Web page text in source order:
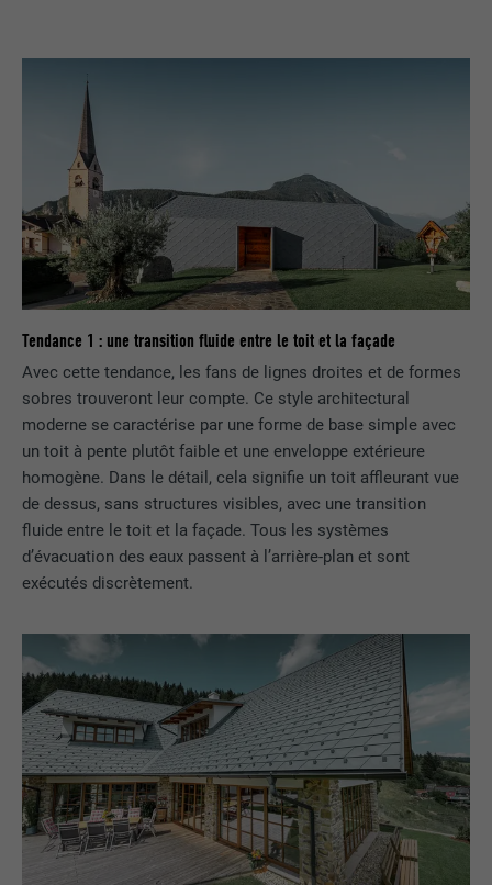
Tendance 1 : une transition fluide entre le toit et la façade
Avec cette tendance, les fans de lignes droites et de formes
sobres trouveront leur compte. Ce style architectural
moderne se caractérise par une forme de base simple avec
un toit à pente plutôt faible et une enveloppe extérieure
homogène. Dans le détail, cela signifie un toit affleurant vue
de dessus, sans structures visibles, avec une transition
fluide entre le toit et la façade. Tous les systèmes
d’évacuation des eaux passent à l’arrière-plan et sont
exécutés discrètement.